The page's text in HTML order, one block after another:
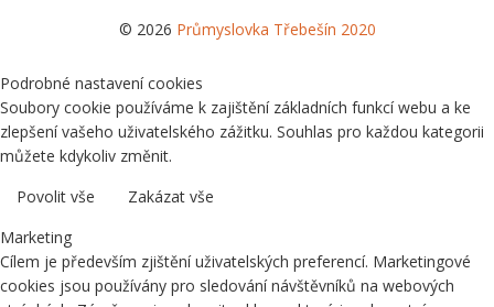
© 2026 Průmyslovka Třebešín 2020
Podrobné nastavení cookies
Soubory cookie používáme k zajištění základních funkcí webu a ke
zlepšení vašeho uživatelského zážitku. Souhlas pro každou kategorii
můžete kdykoliv změnit.
Povolit vše
Zakázat vše
Marketing
Cílem je především zjištění uživatelských preferencí. Marketingové
cookies jsou používány pro sledování návštěvníků na webových